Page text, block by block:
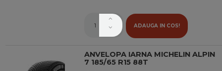
ADAUGA IN COS!
ANVELOPA IARNA MICHELIN ALPIN
7 185/65 R15 88T